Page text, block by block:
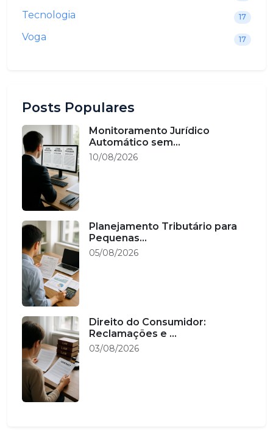
Tecnologia 17
Voga 17
Posts Populares
Monitoramento Jurídico
Automático sem...
10/08/2026
Planejamento Tributário para
Pequenas...
05/08/2026
Direito do Consumidor:
Reclamações e ...
03/08/2026